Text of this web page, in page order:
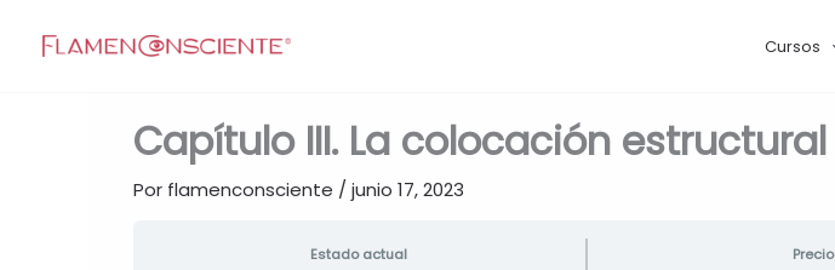
Cursos
Capítulo III. La colocación estructural
Por flamenconsciente /junio 17, 2023
Estado actual Precio